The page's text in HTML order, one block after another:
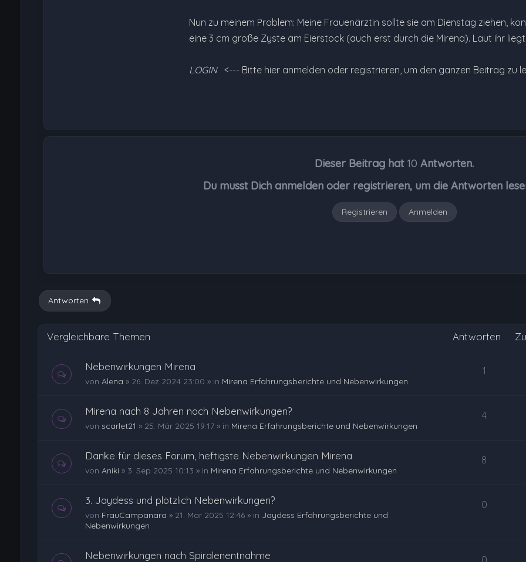
Nun zu meinem Problem: Meine Frauenärztin sollte sie am Dienstag ziehen,
eine 3 cm große Zyste am Eierstock (auch erst durch die Mirena). Laut ihr
LOGIN <--- Bitte hier anmelden oder registrieren, um den ganzen Beitrag zu
Dieser Beitrag hat 10 Antworten.
Du musst Dich anmelden oder registrieren, um die Antworten
Registrieren Anmelden
Antworten
Vergleichbare Themen Antworten
Nebenwirkungen Mirena
von Alena » 26. Dez 2024 23:00 » in Mirena Erfahrungsberichte und Nebenwirkungen
1
Mirena nach 8 Jahren noch Nebenwirkungen?
von scarlet21 » 25. Mär 2025 19:17» in Mirena Erfahrungsberichte und Nebenwirkungen
4
Danke für dieses Forum, heftigste Nebenwirkungen Mirena
von Aniki » 3. Sep 2025 10:13 » in Mirena Erfahrungsberichte und Nebenwirkungen
8
3. Jaydess und plötzlich Nebenwirkungen?
von FrauCampanara » 21. Mär 2025 12:46» in Jaydess Erfahrungsberichte und
Nebenwirkungen
0
Nebenwirkungen nach Spiralenentnahme 0